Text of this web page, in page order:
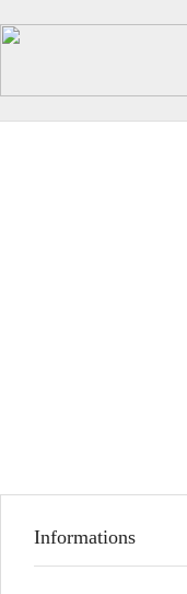
Informations